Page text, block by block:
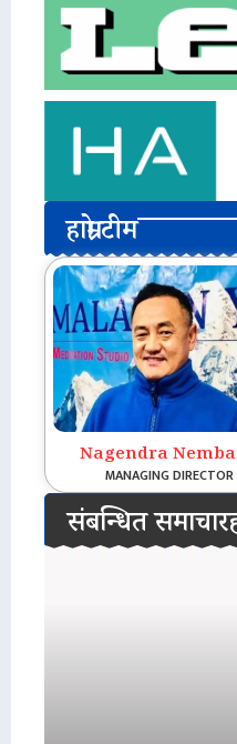
हाम्रो टीम
Nagendra
MANAGING DIRECTOR
संबन्धित